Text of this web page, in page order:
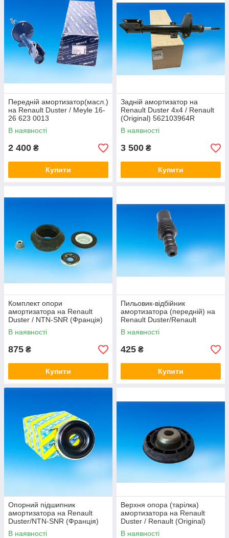
Передній амортизатор(масл.)
на Renault Duster / Meyle 16-
26 623 0013
В наявності
2 400 ₴
Купити
Задній амортизатор на
Renault Duster 4x4 / Renault
(Original) 562103964R
В наявності
3 500 ₴
Купити
Комплект опори
амортизатора на Renault
Duster / NTN-SNR (Франція)
KB655.28
В наявності
875 ₴
Купити
Пильовик-відбійник
амортизатора (передній) на
Renault Duster/Renault
(Original) 540505149R
В наявності
425 ₴
Купити
Опорний підшипник
амортизатора на Renault
Duster/NTN-SNR (Франція)
M255.04
В наявності
Верхня опора (тарілка)
амортизатора на Renault
Duster / Renault (Original)
8200876298
В наявності